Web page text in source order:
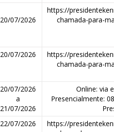
20/07/2026
https://
chamada-para-
20/07/2026
https://
chamada-para-
20/07/2026
a
21/07/2026
Online: via
Presencialmente:
22/07/2026
https://